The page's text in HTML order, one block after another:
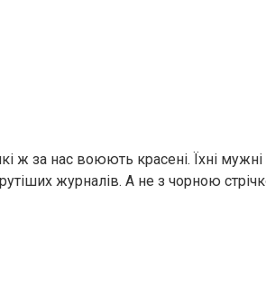
ж за нас воюють красені. Їхні
журналів. А не з чорною